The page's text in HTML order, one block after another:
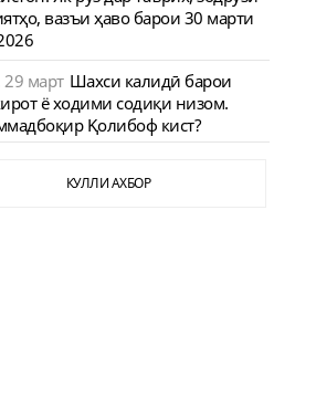
вазъи ҳаво барои 30 марти
29 март Шахси калидӣ барои
ё ходими содиқи низом.
Қолибоф кист?
КУЛЛИ АХБОР